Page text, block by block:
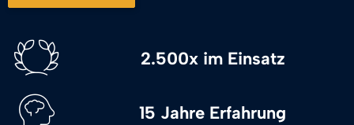
2.500x im Einsatz
15 Jahre Erfahrung